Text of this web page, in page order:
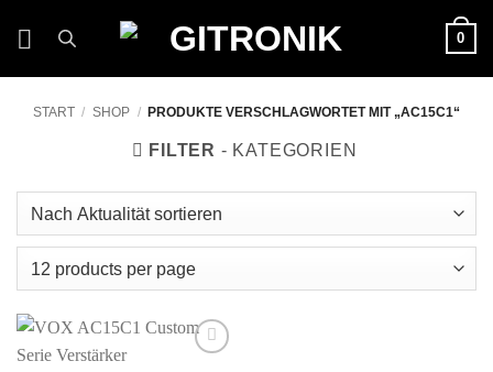
0
START / SHOP / PRODUKTE VERSCHLAGWORTET MIT „AC15C1“
FILTER